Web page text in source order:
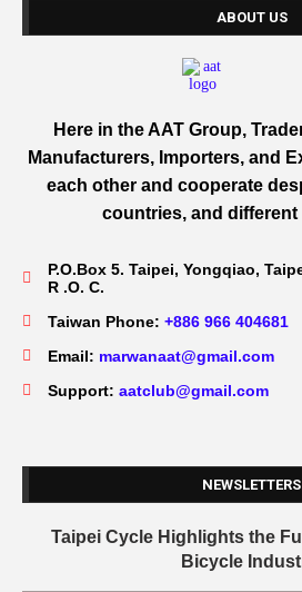
ABOUT US
Here in the AAT Group,
Manufacturers, Importers, and
each other and cooperate
countries, and different
P.O.Box 5. Taipei, Yongqiao,
R .O. C.
Taiwan Phone: +886 966 404681
Email: marwanaat@gmail.com
Support: aatclub@gmail.com
NEWSLETTERS
Taipei Cycle Highlights the
Bicycle